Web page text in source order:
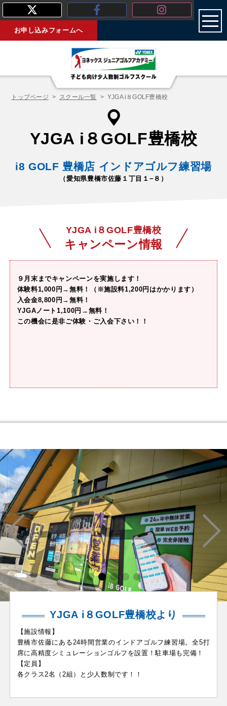
お申し込みフォームへ
トップページ スクール一覧 YJGA i８GOLF豊橋校
YJGA i８GOLF豊橋校
i8 GOLF 豊橋店 インドアゴルフ練習場
（愛知県豊橋市佐藤１丁目１−８）
YJGA i８GOLF豊橋校
キャンペーン情報
９月末までキャンペーンを実施します！
体験料1,000円→無料！（※施設料1,200円はかかります）
入会金8,800円→無料！
YJGAノート1,100円→無料！
この機会に是非ご体験・ご入会下さい！！
YJGA i８GOLF豊橋校より
【施設情報】
豊橋市佐藤にある24時間営業のインドアゴルフ練習場。全5打
席に高精度シミュレーションゴルフを設置！駐車場も完備！
【定員】
各クラス2名（2組）と少人数制です！！